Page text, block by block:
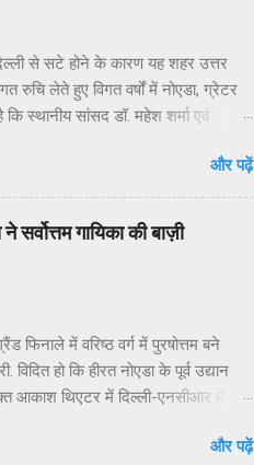
से सटे होने के कारण यह शहर उत्तर
रुचि लेते हुए विगत वर्षों में नोएडा, ग्रेटर
स्थानीय सांसद डॉ. महेश शर्मा एवं
के निवासियों का. आवासीय कल्याण संगठन
की निष्क्रियता बताया है.
हो रहा. जन प्रतिनिधियों का क्षेत्रीय
क...
और पढ़ें
सर्वोत्तम गायिका की बाज़ी
में वरिष्ठ वर्ग में पुरषोत्तम बने
विदित हो कि हीरत नोएडा के पूर्व उद्यान
आकाश थिएटर में दिल्ली-एनसीआर में अब
और दमदार गुरूओं की टीम के सांगीतिकऔर पढ़ें